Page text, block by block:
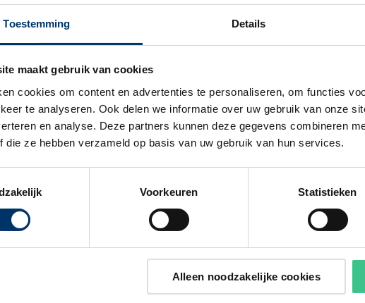
Toestemming Details
maakt gebruik van cookies
cookies om content en advertenties te personaliseren, om functies
te analyseren. Ook delen we informatie over uw gebruik van onze
en analyse. Deze partners kunnen deze gegevens combineren
die ze hebben verzameld op basis van uw gebruik van hun services.
Voorkeuren Statistieken
Alleen noodzakelijke cookies
Centrale (2 lussen) dat signalen kan
verwerken van de Cerberus PRO
elementen met max. 252 adressen
De Go! PPA-1 heeft
met een 25m